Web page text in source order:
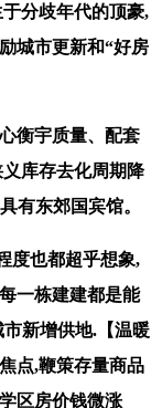
分歧年代的顶豪,
城市更新和“好房
衡宇质量、配套
库存去化周期降
有东郊国宾馆。
也都超乎想象,
一栋建建都是能
新增供地.【温暖
点,鞭策存量商品
区房价钱微涨